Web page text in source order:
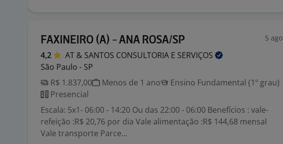
FAXINEIRO (A) - ANA ROSA/SP 5 ago
4,2 AT & SANTOS CONSULTORIA E SERVIÇOS
São Paulo - SP
R$ 1.837,00
Menos de 1 ano
Ensino Fundamental (1º grau)
Presencial
Escala: 5x1- 06:00 - 14:20 Ou das 22:00 - 06:00 Benefícios : vale-
refeição :R$ 20,76 por dia Vale alimentação :R$ 144,68 mensal
Vale transporte Parce...